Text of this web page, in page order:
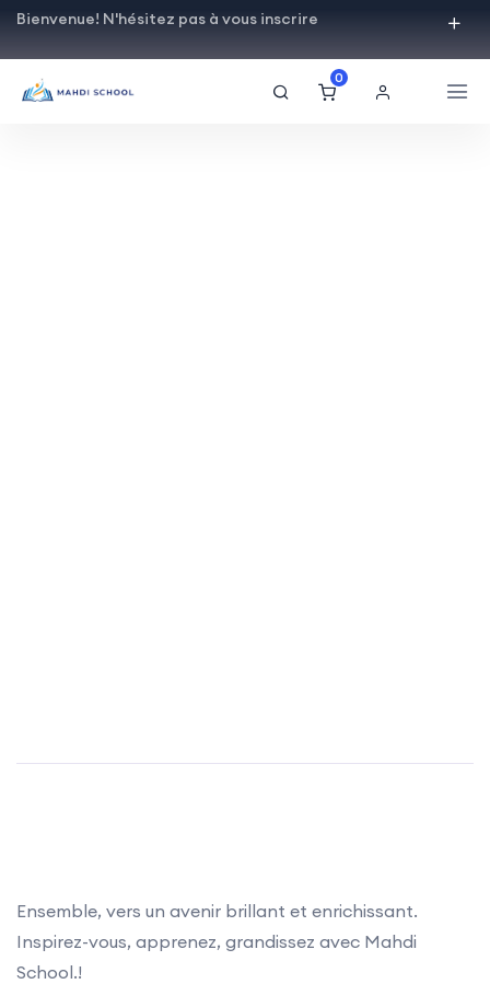
Bienvenue! N'hésitez pas à vous inscrire
0
Ensemble, vers un avenir brillant et enrichissant.
Inspirez-vous, apprenez, grandissez avec Mahdi
School.!